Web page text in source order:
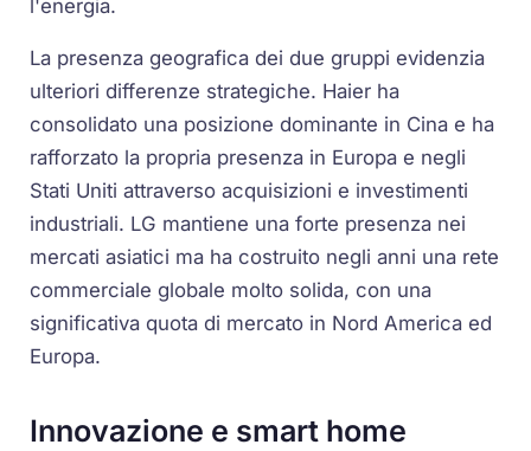
l'energia.
La presenza geografica dei due gruppi evidenzia
ulteriori differenze strategiche. Haier ha
consolidato una posizione dominante in Cina e ha
rafforzato la propria presenza in Europa e negli
Stati Uniti attraverso acquisizioni e investimenti
industriali. LG mantiene una forte presenza nei
mercati asiatici ma ha costruito negli anni una rete
commerciale globale molto solida, con una
significativa quota di mercato in Nord America ed
Europa.
Innovazione e smart home